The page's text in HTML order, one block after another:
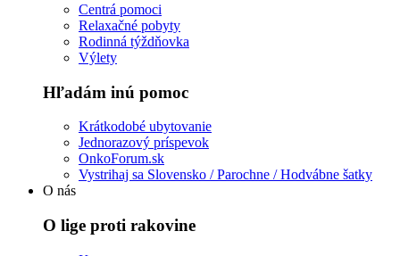
Centrá pomoci
Relaxačné pobyty
Rodinná týždňovka
Výlety
Hľadám inú pomoc
Krátkodobé ubytovanie
Jednorazový príspevok
OnkoForum.sk
Vystrihaj sa Slovensko / Parochne / Hodvábne šatky
O nás
O lige proti rakovine